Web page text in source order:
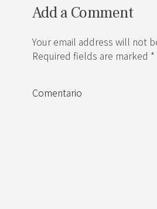
Add a Comment
Your email address will not
Required fields are marked *
Comentario